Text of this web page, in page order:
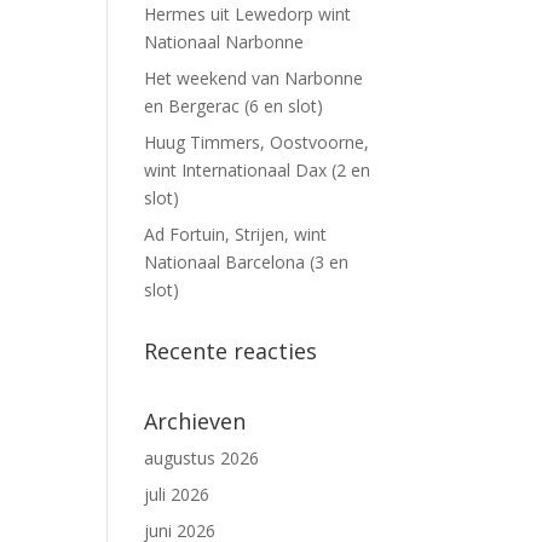
Hermes uit Lewedorp wint
Nationaal Narbonne
Het weekend van Narbonne
en Bergerac (6 en slot)
Huug Timmers, Oostvoorne,
wint Internationaal Dax (2 en
slot)
Ad Fortuin, Strijen, wint
Nationaal Barcelona (3 en
slot)
Recente reacties
Archieven
augustus 2026
juli 2026
juni 2026